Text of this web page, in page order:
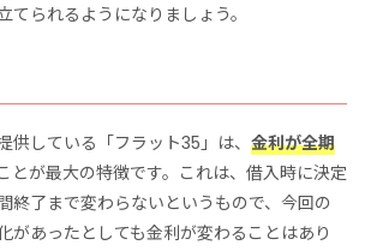
てられるようになりましょう。
供している「フラット35」は、 金利が全期
とが最大の特徴です。これは、借入時に決定
終了まで変わらないというもので、今回の
があったとしても金利が変わることはあり